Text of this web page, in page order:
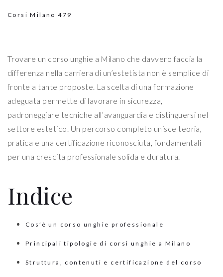
Corsi Milano479
Trovare un corso unghie a Milano che davvero faccia la
differenza nella carriera di un’estetista non è semplice di
fronte a tante proposte. La scelta di una formazione
adeguata permette di lavorare in sicurezza,
padroneggiare tecniche all’avanguardia e distinguersi nel
settore estetico. Un percorso completo unisce teoria,
pratica e una certificazione riconosciuta, fondamentali
per una crescita professionale solida e duratura.
Indice
Cos’è un corso unghie professionale
Principali tipologie di corsi unghie a Milano
Struttura, contenuti e certificazione del corso